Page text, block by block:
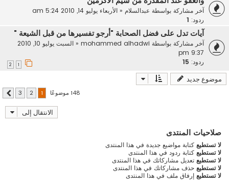
آخر مشاركة بواسطة عبدالسلام« الأربعاء يوليو 14, 2010 5:24 am
ردود:
آيات تدل على فضل الصحابة "أرجو تفسيرها من قبل الشيعة "
آخر مشاركة بواسطة mohammed alhadwi
«
السبت يوليو 10, 2010
9:37 pm
ردود: 15
موضوع جديد
148 موضوعًا 2
3 التالي
الانتقال إلى
صلاحيات المنتدى
لا تستطيعكتابة مواضيع جديدة في هذا المنتدى
لا تستطيعكتابة ردود في هذا المنتدى
لا تستطيعتعديل مشاركاتك في هذا المنتدى
لا تستطيعحذف مشاركاتك في هذا المنتدى
لا تستطيعإرفاق ملف في هذا المنتدى